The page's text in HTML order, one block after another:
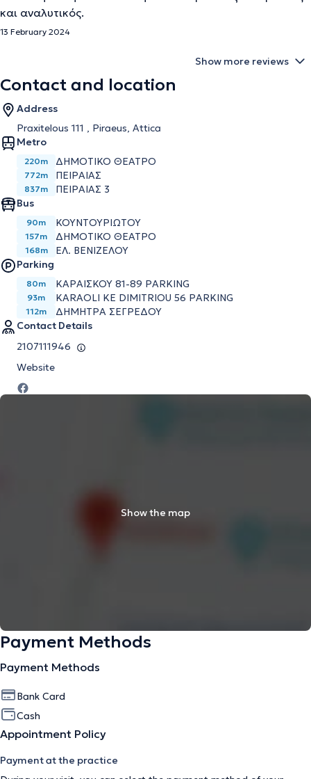
και αναλυτικός.
13 February 2024
Show more reviews
Contact and location
Address
Praxitelous 111 , Piraeus, Attica
Metro
220m ΔΗΜΟΤΙΚΟ ΘΕΑΤΡΟ
772m ΠΕΙΡΑΙΑΣ
837m
ΠΕΙΡΑΙΑΣ 3
Bus
90m ΚΟΥΝΤΟΥΡΙΩΤΟΥ
157m ΔΗΜΟΤΙΚΟ ΘΕΑΤΡΟ
168m
ΕΛ. ΒΕΝΙΖΕΛΟΥ
Parking
80m ΚΑΡΑΙΣΚΟΥ 81-89 PARKING
93m KARAOLI KE DIMITRIOU 56 PARKING
112m
ΔΗΜΗΤΡΑ ΣΕΓΡΕΔΟΥ
Contact Details
2107111946
Website
Show the map
Payment Methods
Payment Methods
Bank Card
Cash
Appointment Policy
Payment at the practice